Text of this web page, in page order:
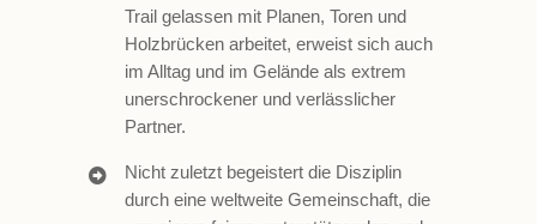
Trail gelassen mit Planen, Toren und
Holzbrücken arbeitet, erweist sich auch
im Alltag und im Gelände als extrem
unerschrockener und verlässlicher
Partner.
Nicht zuletzt begeistert die Disziplin
durch eine weltweite Gemeinschaft, die